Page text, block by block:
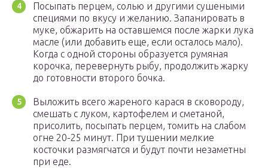
Посыпать перцем, солью и другими сушеными
специями по вкусу и желанию. Запанировать в
муке, обжарить на оставшемся после жарки лука
масле (или добавить еще, если осталось мало).
Когда с одной стороны образуется румяная
корочка, перевернуть рыбу, продолжить жарку
до готовности второго бочка.
Выложить всего жареного карася в сковороду,
смешать с луком, картофелем и сметаной,
присолить, посыпать перцем, томить на слабом
огне 20-25 минут. При тушении мелкие
косточки размягчатся и будут почти незаметны
при еде.